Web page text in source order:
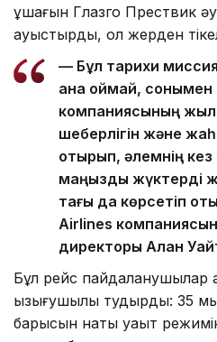
ұшағын Глазго Прествик
ауыстырды, ол жерден
— Бұл тарихи
қана қоймай, сонымен
компаниясының
шеберлігін және
отырып, әлемнің кез
маңызды жүктерді
тағы да көрсетіп
Airlines
директоры Алан
Бұл рейс пайдаланушылар
қызығушылық тудырды: 35
барысын нақты уақыт